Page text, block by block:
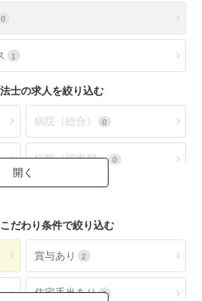
0
1
士の求人を絞り込む
病院（総合） 0
病院（回復期） 0
病院（精神科）
クリニック全て 0
だわり条件で絞り込む
賞与あり 2
住宅手当あり 2